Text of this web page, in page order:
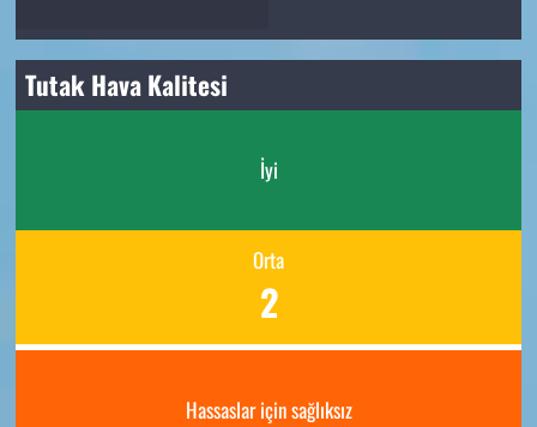
Tutak Hava Kalitesi
İyi
Orta
2
Hassaslar için sağlıksız